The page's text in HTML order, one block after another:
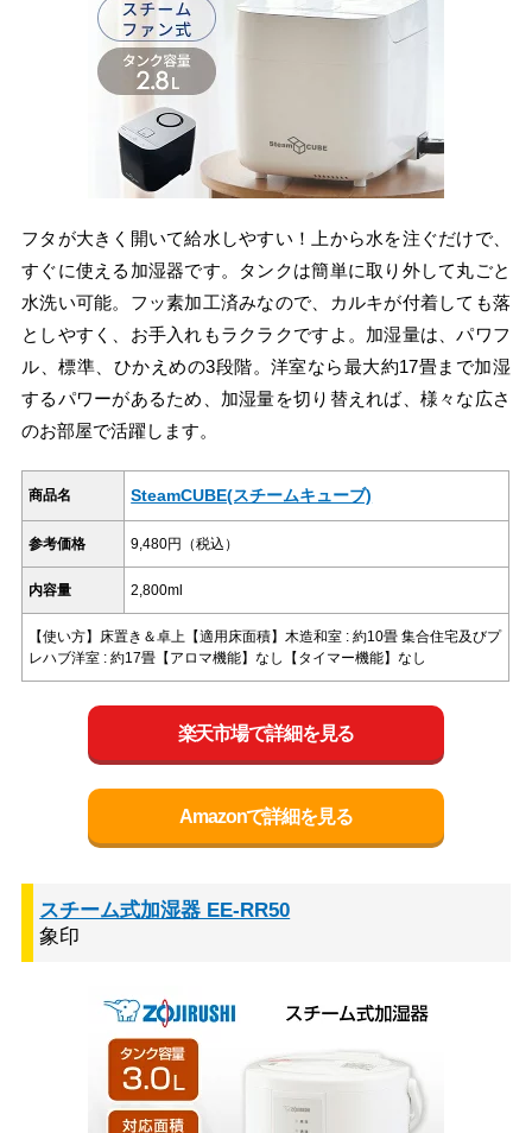
フタが大きく開いて給水しやすい！上から水を注ぐだけで、
すぐに使える加湿器です。タンクは簡単に取り外して丸ごと
水洗い可能。フッ素加工済みなので、カルキが付着しても落
としやすく、お手入れもラクラクですよ。加湿量は、パワフ
ル、標準、ひかえめの3段階。洋室なら最大約17畳まで加湿
するパワーがあるため、加湿量を切り替えれば、様々な広さ
のお部屋で活躍します。
商品名 SteamCUBE(スチームキューブ)
参考価格 9,480円（税込）
内容量 2,800ml
【使い方】床置き＆卓上【適用床面積】木造和室 : 約10畳 集合住宅及びプ
レハブ洋室 : 約17畳【アロマ機能】なし【タイマー機能】なし
楽天市場で詳細を見る
Amazonで詳細を見る
スチーム式加湿器 EE-RR50
象印